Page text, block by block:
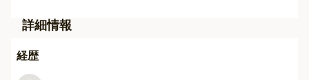
詳細情報
経歴